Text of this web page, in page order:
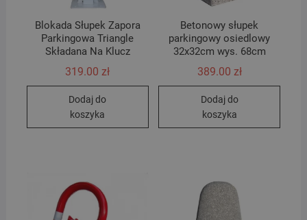
Blokada Słupek Zapora
Parkingowa Triangle
Składana Na Klucz
319.00zł
Dodaj do
koszyka
Betonowy słupek
parkingowy osiedlowy
32x32cm wys. 68cm
389.00 zł
Dodaj do
koszyka